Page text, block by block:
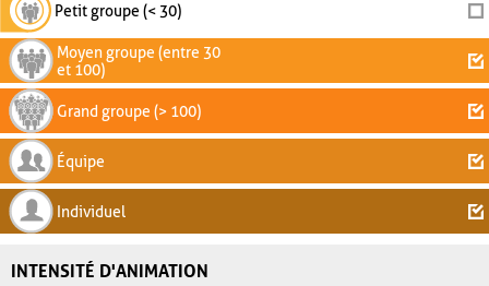
Petit groupe (< 30)
Moyen groupe (entre 30
et 100)
Grand groupe (> 100)
Équipe
Individuel
INTENSITÉ D'ANIMATION